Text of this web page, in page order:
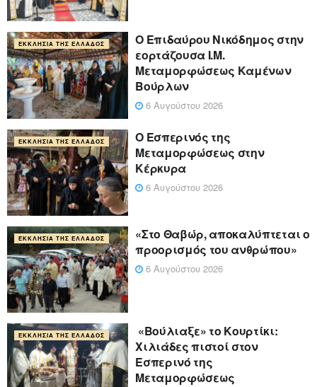
ΕΚΚΛΗΣΊΑ ΤΗΣ ΕΛΛΆΔΟΣ
Ο Επιδαύρου Νικόδημος στην
εορτάζουσα Ι.Μ.
Μεταμορφώσεως Καμένων
Βούρλων
6 Αυγούστου 2026
ΕΚΚΛΗΣΊΑ ΤΗΣ ΕΛΛΆΔΟΣ
Ο Εσπερινός της
Μεταμορφώσεως στην
Κέρκυρα
6 Αυγούστου 2026
ΕΚΚΛΗΣΊΑ ΤΗΣ ΕΛΛΆΔΟΣ
«Στο Θαβώρ, αποκαλύπτεται ο
προορισμός του ανθρώπου»
6 Αυγούστου 2026
ΕΚΚΛΗΣΊΑ ΤΗΣ ΕΛΛΆΔΟΣ
«Βούλιαξε» το Κουρτίκι:
Χιλιάδες πιστοί στον
Εσπερινό της
Μεταμορφώσεως